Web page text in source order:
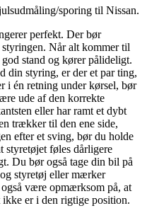
sporing til Nissan.
perfekt. Der bør
Når alt kommer til
stand og kører pålideligt.
din styring, er der et par ting,
i én retning under kørsel, bør
ude af den korrekte
eller har ramt et dybt
trækker til den ene side,
efter et sving, bør du holde
styretøjet føles dårligere
Du bør også tage din bil på
styretøj eller mærker
være opmærksom på, at
er i den rigtige position.